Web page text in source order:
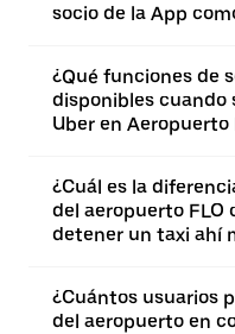
socio de la App
¿Qué funciones de
disponibles cuando
Uber en Aeropuerto
¿Cuál es la
del aeropuerto FLO
detener un taxi ahí
¿Cuántos usuarios
del aeropuerto en